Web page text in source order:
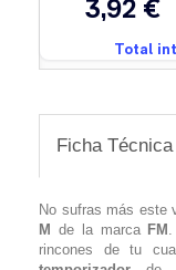
Ficha Técnica
No sufras más este
M de la marca FM
rincones de tu